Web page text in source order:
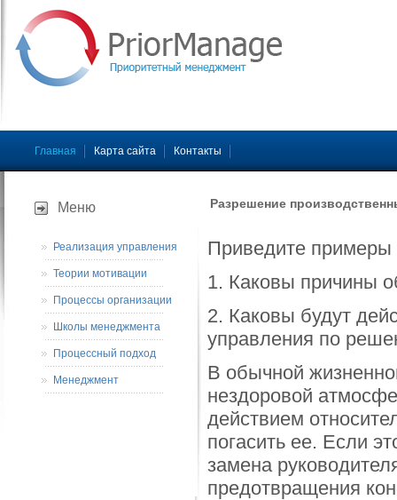
Главная Карта сайта Контакты
Разрешение
Приведите примеры
1. Каковы причины
2. Каковы будут
управления по
В обычной
нездоровой
действием
погасить ее. Если
замена
предотвращения
Меню
Реализация управления
Теории мотивации
Процессы организации
Школы менеджмента
Процессный подход
Менеджмент